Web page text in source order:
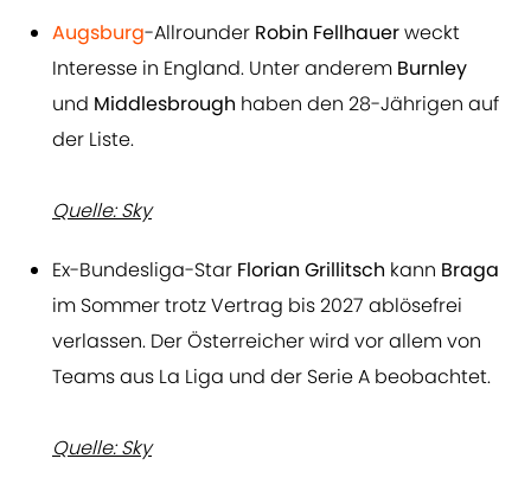
Augsburg-Allrounder Robin Fellhauerweckt
Interesse in England. Unter anderem Burnley
und Middlesbrough haben den 28-Jährigen auf
der Liste.
Quelle: Sky
Ex-Bundesliga-Star Florian Grillitsch kann Braga
im Sommer trotz Vertrag bis 2027 ablösefrei
verlassen. Der Österreicher wird vor allem von
Teams aus La Liga und der Serie A beobachtet.
Quelle: Sky